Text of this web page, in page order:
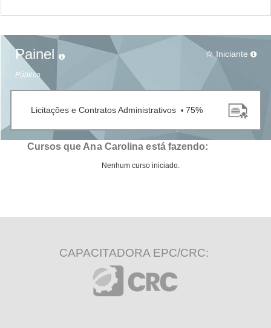
Painel
Público
star_border Iniciante
Licitações e Contratos Administrativos • 75%
Cursos que Ana Carolina está fazendo:
Nenhum curso iniciado.
CAPACITADORA EPC/CRC: